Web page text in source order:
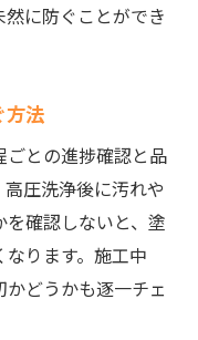
に防ぐことができ
方法
との進捗確認と品
圧洗浄後に汚れや
確認しないと、塗
ります。施工中
どうかも逐一チェ